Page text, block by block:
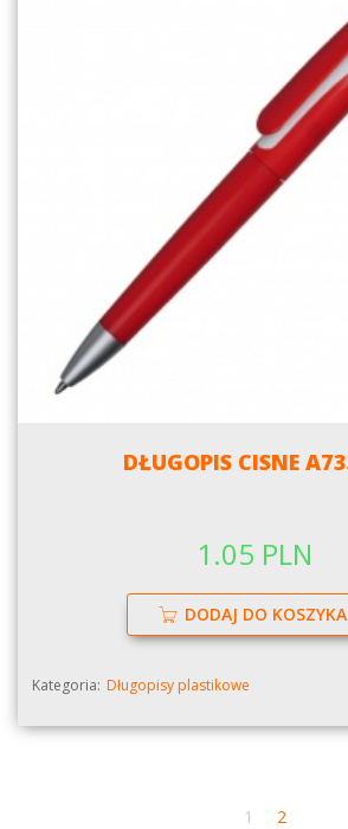
DŁUGOPIS CISNE
1.05 PLN
DODAJ DO KOSZYKA
Kategoria: Długopisy plastikowe
1 2